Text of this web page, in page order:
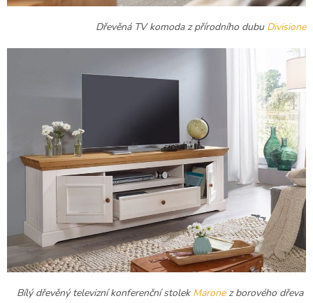
Dřevěná TV komoda z přírodního dubu Divisione
Bílý dřevěný televizní konferenční stolek Maronez borového dřeva